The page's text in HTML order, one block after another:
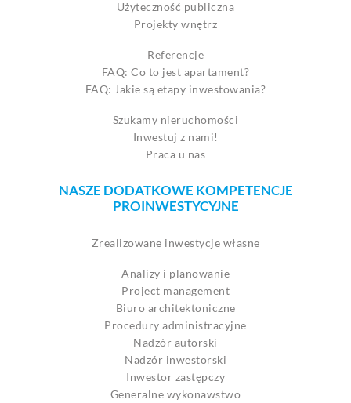
Użyteczność publiczna
Projekty wnętrz
Referencje
FAQ: Co to jest apartament?
FAQ: Jakie są etapy inwestowania?
Szukamy nieruchomości
Inwestuj z nami!
Praca u nas
NASZE DODATKOWE KOMPETENCJE
PROINWESTYCYJNE
Zrealizowane inwestycje własne
Analizy i planowanie
Project management
Biuro architektoniczne
Procedury administracyjne
Nadzór autorski
Nadzór inwestorski
Inwestor zastępczy
Generalne wykonawstwo